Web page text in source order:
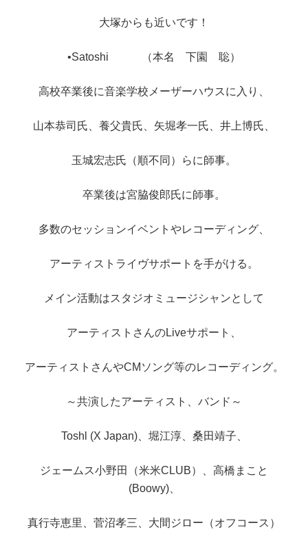
大塚からも近いです！
•Satoshi （本名 下園 聡）
高校卒業後に音楽学校メーザーハウスに入り、
山本恭司氏、養父貴氏、矢堀孝一氏、井上博氏、
玉城宏志氏（順不同）らに師事。
卒業後は宮脇俊郎氏に師事。
多数のセッションイベントやレコーディング、
アーティストライヴサポートを手がける。
メイン活動はスタジオミュージシャンとして
アーティストさんのLiveサポート、
アーティストさんやCMソング等のレコーディング。
～共演したアーティスト、バンド～
Toshl (X Japan)、堀江淳、桑田靖子、
ジェームス小野田（米米CLUB）、高橋まこと
(Boowy)、
真行寺恵里、菅沼孝三、大間ジロー（オフコース）